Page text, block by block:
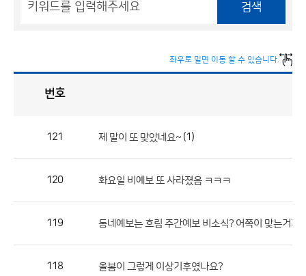
검색
좌우로 밀면 이동 할 수 있습니다.
론
번호
121 제 말이 또 맞았네요~ (1)
120 화요일 비예보 또 사라졌음 ㅋㅋㅋ
119 동네예보는 흐림 주간예보 비소식? 어쪽이 맞는거지
118 올봄이 그렇게 이상기후였나요?